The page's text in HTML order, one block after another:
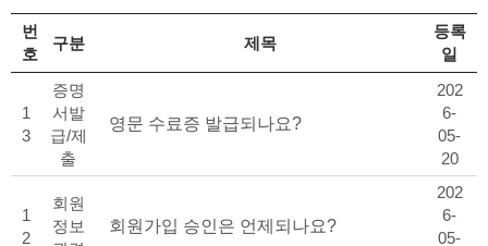
FAQ 목록
번
호
구분 제목
등록
일
1
3
증명
서발
급/제
출
영문 수료증 발급되나요?
202
6-
05-
20
1
2
회원
정보
회원가입 승인은 언제되나요?
202
6-
05-